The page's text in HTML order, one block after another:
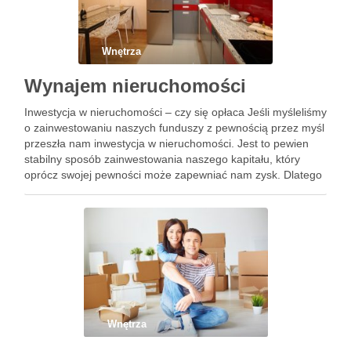
Wnętrza
Wynajem nieruchomości
Inwestycja w nieruchomości – czy się opłaca Jeśli myśleliśmy
o zainwestowaniu naszych funduszy z pewnością przez myśl
przeszła nam inwestycja w nieruchomości. Jest to pewien
stabilny sposób zainwestowania naszego kapitału, który
oprócz swojej pewności może zapewniać nam zysk. Dlatego
funduszy wśród polaków. …
Wnętrza